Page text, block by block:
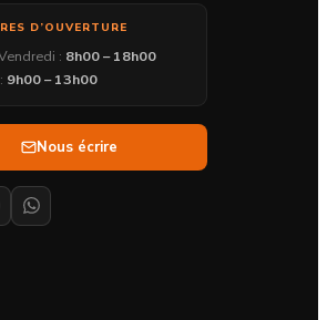
D’OUVERTURE
: 8h00 – 18h00
9h00 – 13h00
Nous écrire